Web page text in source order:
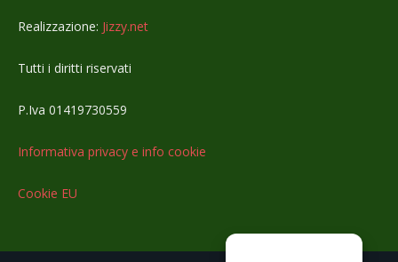
Realizzazione: Jizzy.net
Tutti i diritti riservati
P.Iva 01419730559
Informativa privacy e info cookie
Cookie EU